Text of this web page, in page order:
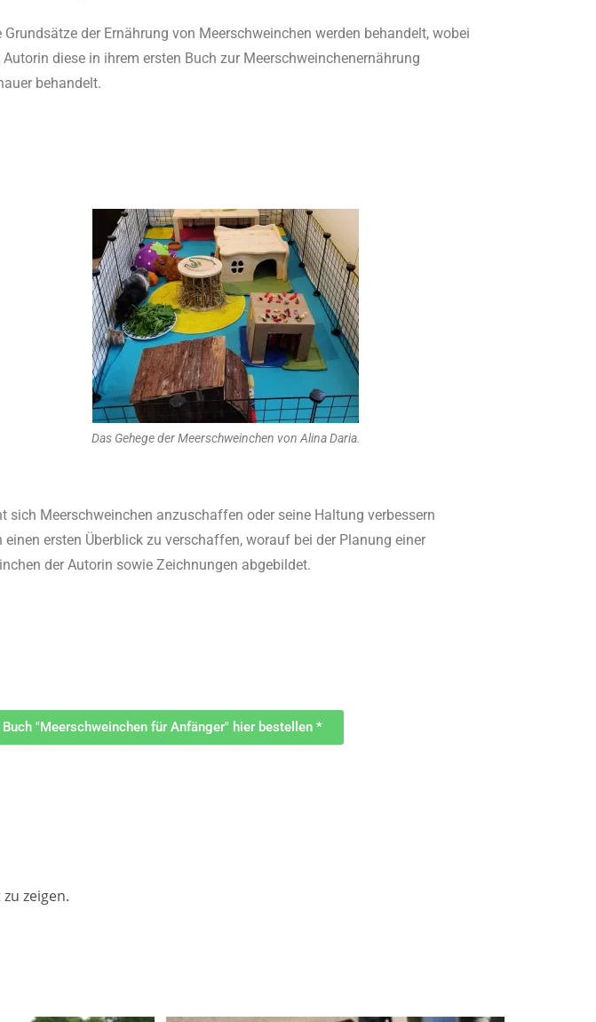
Grundsätze der Ernährung von Meerschweinchen werden behandelt, wobei
Autorin diese in ihrem ersten Buch zur Meerschweinchenernährung
behandelt.
Das Gehege der Meerschweinchen von Alina Daria.
Meerschweinchen anzuschaffen oder seine Haltung verbessern
ersten Überblick zu verschaffen, worauf bei der Planung einer
der Autorin sowie Zeichnungen abgebildet.
Buch "Meerschweinchen für Anfänger" hier bestellen *
zeigen.